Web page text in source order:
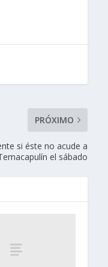
PRÓXIMO
si éste no acude a
el sábado